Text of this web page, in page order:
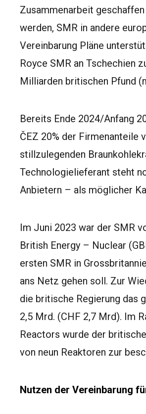
Zusammenarbeit
werden, SMR in andere
Vereinbarung Pläne
Royce SMR an Tschechien
Milliarden britischen Pfund
Bereits Ende 2024/Anfang
ČEZ 20% der Firmenanteile
stillzulegenden
Technologielieferant steht
Anbietern – als möglicher
Im Juni 2023 war der SMR
British Energy – Nuclear
ersten SMR in
ans Netz gehen soll. Zur
die britische Regierung das
2,5 Mrd. (CHF 2,7 Mrd). Im
Reactors wurde der
von neun Reaktoren zur
Nutzen der Vereinbarung